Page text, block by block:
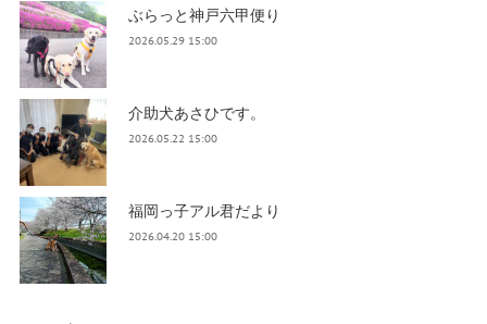
ぶらっと神戸六甲便り
2026.05.29 15:00
介助犬あさひです。
2026.05.22 15:00
福岡っ子アル君だより
2026.04.20 15:00